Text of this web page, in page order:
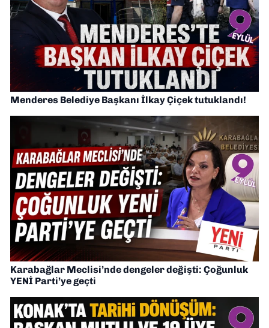
Menderes Belediye Başkanı İlkay Çiçek tutuklandı!
Karabağlar Meclisi’nde dengeler değişti: Çoğunluk
YENİ Parti’ye geçti